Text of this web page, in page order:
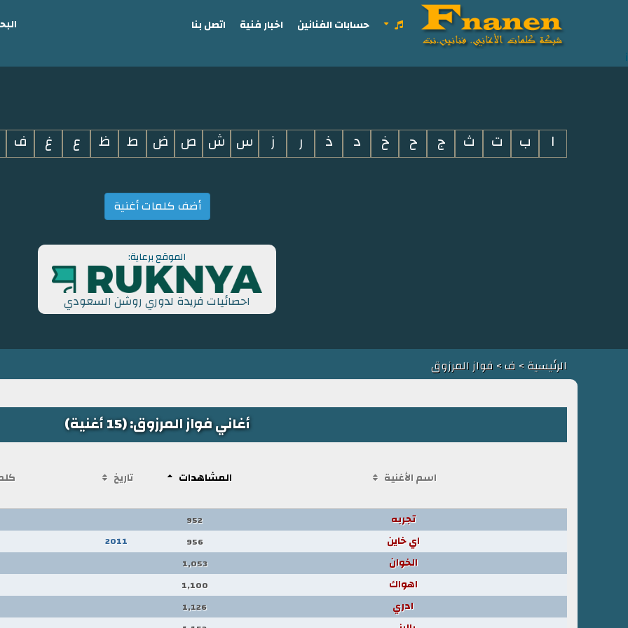
i
حسابات الفنانين اخبار فنية اتصل بنا
ا ب ت ث ج ح خ د ذ ر ز س ش ص ض ط ظ ع غ ف
أضف كلمات أغنية
الموقع برعاية:
احصائيات فريدة لدوري روشن السعودي
الرئيسية> ف> فواز المرزوق
أغاني فواز المرزوق: (15 أغنية)
اسم الأغنية المشاهدات تاريخ
تجربه 952
اي خاين 956
2011
الخوان 1,053
اهواك 1,100
ادري 1,126